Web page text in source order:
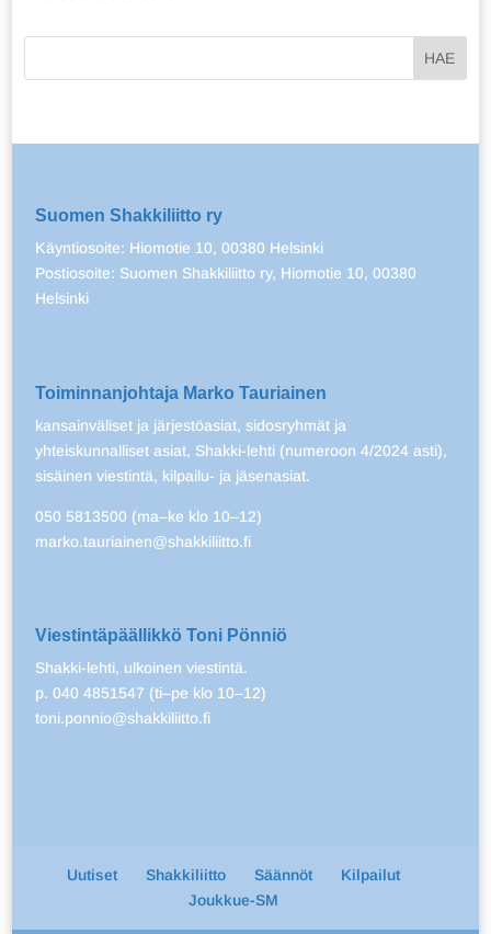
Suomen Shakkiliitto ry
Käyntiosoite: Hiomotie 10, 00380 Helsinki
Postiosoite: Suomen Shakkiliitto ry, Hiomotie 10, 00380
Helsinki
Toiminnanjohtaja Marko Tauriainen
kansainväliset ja järjestöasiat, sidosryhmät ja
yhteiskunnalliset asiat, Shakki-lehti (numeroon 4/2024 asti),
sisäinen viestintä, kilpailu- ja jäsenasiat.
050 5813500 (ma–ke klo 10–12)
marko.tauriainen@shakkiliitto.fi
Viestintäpäällikkö Toni Pönniö
Shakki-lehti, ulkoinen viestintä.
p. 040 4851547 (ti–pe klo 10–12)
toni.ponnio@shakkiliitto.fi
Uutiset Shakkiliitto Säännöt
Kilpailut
Joukkue-SM